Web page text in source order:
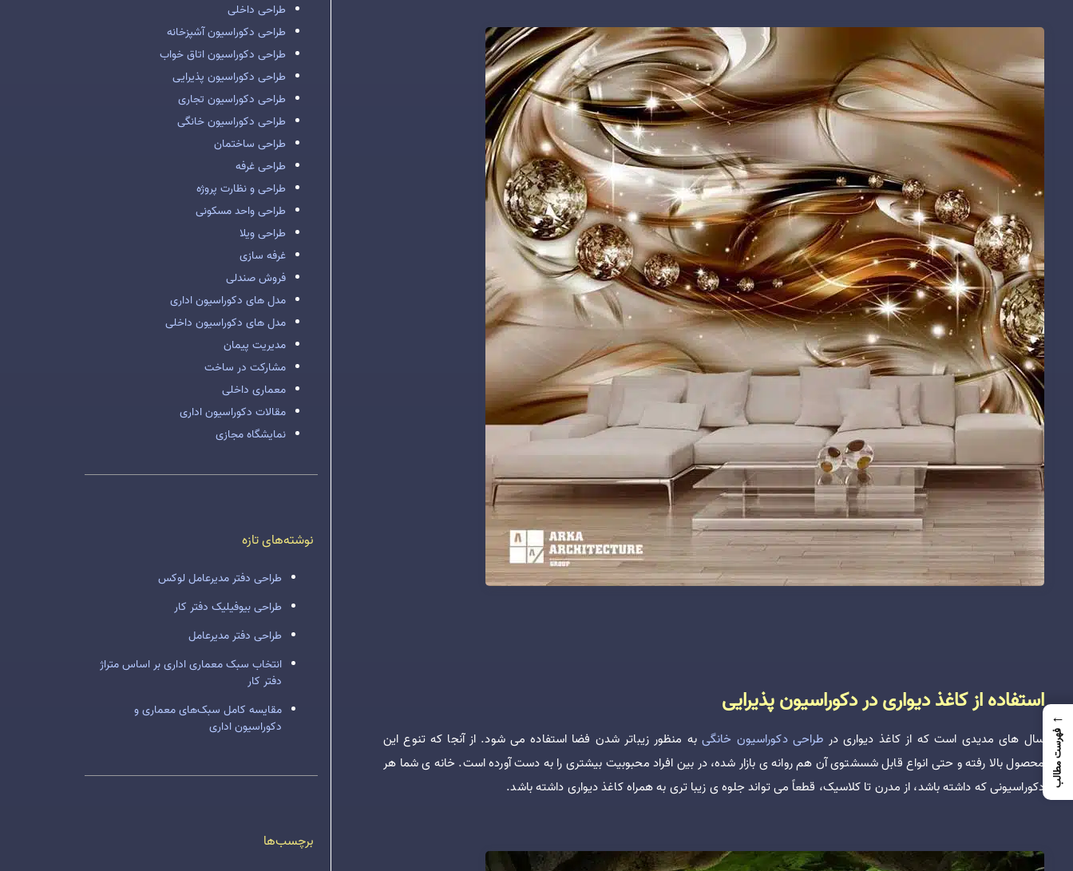
استفاده از کاغذ دیواری در دکوراسیون پذیرایی
سال های مدیدی است که از کاغذ دیواری در طراحی دکوراسیون خانگیبه منظور زیباتر شدن فضا استفاده می شود. از آنجا که تنوع این
محصول بالا رفته و حتی انواع قابل شسشتوی آن هم روانه ی بازار شده، در بین افراد محبوبیت بیشتری را به دست آورده است. خانه ی شما هر
دکوراسیونی که داشته باشد، از مدرن تا کلاسیک، قطعاً می تواند جلوه ی زیبا تری به همراه کاغذ دیواری داشته باشد.
طراحی داخلی
طراحی دکوراسیون آشپزخانه
طراحی دکوراسیون اتاق خواب
طراحی دکوراسیون پذیرایی
طراحی دکوراسیون تجاری
طراحی دکوراسیون خانگی
طراحی ساختمان
طراحی غرفه
طراحی و نظارت پروژه
طراحی واحد مسکونی
طراحی ویلا
غرفه سازی
فروش صندلی
مدل های دکوراسیون اداری
مدل های دکوراسیون داخلی
مدیریت پیمان
مشارکت در ساخت
معماری داخلی
مقالات دکوراسیون اداری
نمایشگاه مجازی
نوشته‌های تازه
طراحی دفتر مدیرعامل لوکس
طراحی بیوفیلیک دفتر کار
طراحی دفتر مدیرعامل
انتخاب سبک معماری اداری بر اساس متراژ
دفتر کار
مقایسه کامل سبک‌های معماری و
دکوراسیون اداری
برچسب‌ها
←
فهرست مطالب